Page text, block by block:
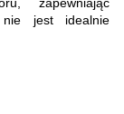
jest idealnie